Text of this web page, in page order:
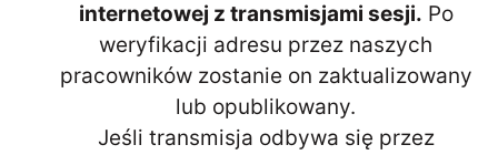
internetowej z transmisjami sesji. Po
weryfikacji adresu przez naszych
pracowników zostanie on zaktualizowany
lub opublikowany.
Jeśli transmisja odbywa się przez